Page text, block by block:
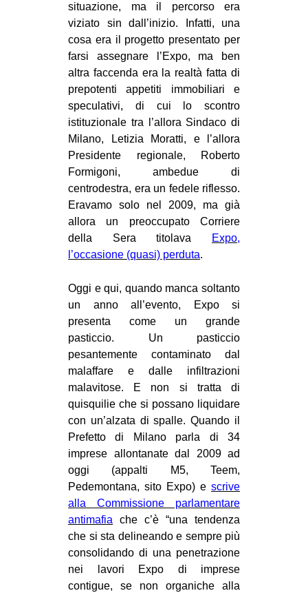
EVENTI
in
Fb
tw
bsky
ms
situazione, ma il percorso era
viziato sin dall’inizio. Infatti, una
cosa era il progetto presentato per
farsi assegnare l’Expo, ma ben
altra faccenda era la realtà fatta di
prepotenti appetiti immobiliari e
speculativi, di cui lo scontro
istituzionale tra l’allora Sindaco di
Milano, Letizia Moratti, e l’allora
Presidente regionale, Roberto
Formigoni, ambedue di
centrodestra, era un fedele riflesso.
Eravamo solo nel 2009, ma già
allora un preoccupato Corriere
della Sera titolava
Expo,
l’occasione (quasi) perduta.
Oggi e qui, quando manca soltanto
un anno all’evento, Expo si
presenta come un grande
pasticcio. Un pasticcio
pesantemente contaminato dal
malaffare e dalle infiltrazioni
malavitose. E non si tratta di
quisquilie che si possano liquidare
con un’alzata di spalle. Quando il
Prefetto di Milano parla di 34
imprese allontanate dal 2009 ad
oggi (appalti M5, Teem,
Pedemontana, sito Expo) e scrive
alla Commissione parlamentare
antimafia che c’è “una tendenza
che si sta delineando e sempre più
consolidando di una penetrazione
nei lavori Expo di imprese
contigue, se non organiche alla